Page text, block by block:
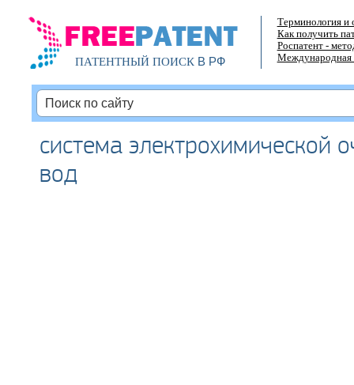
ПАТЕНТНЫЙ ПОИСКВ РФ
Терминология и
Как получить
Роспатент -
Международная
система электрохимической
вод